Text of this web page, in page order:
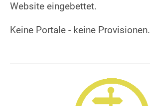
Website eingebettet.
Keine Portale - keine Provisionen.